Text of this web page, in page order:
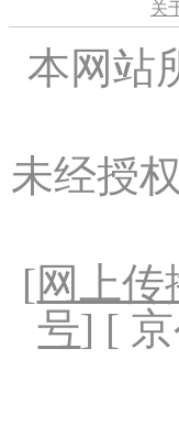
关
本网站
未经授
[网上
号] [